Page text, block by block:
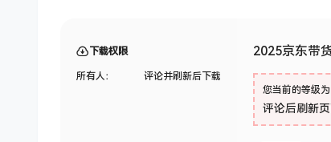
下载权限
所有人： 评论并刷新后下载
2025京东带
您当前的等级为
评论后刷新